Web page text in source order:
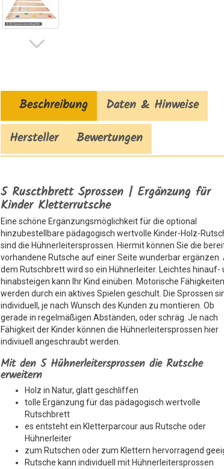
Beschreibung
Daten & Hinweise
Hersteller
Bewertungen
5 Ruscthbrett Sprossen | Ergänzung für
Kinder Kletterrutsche
Eine schöne Ergänzungsmöglichkeit für die optional
hinzubestellbare pädagogisch wertvolle Kinder-Holz-
sind die Hühnerleitersprossen. Hiermit können Sie die
vorhandene Rutsche auf einer Seite wunderbar ergänzen.
dem Rutschbrett wird so ein Hühnerleiter. Leichtes hinauf-
hinabsteigen kann Ihr Kind einüben. Motorische Fähigkeiten
werden durch ein aktives Spielen geschult. Die Sprossen
individuell, je nach Wunsch des Kunden zu montieren. Ob
gerade in regelmäßigen Abständen, oder schräg. Je nach
Fähigkeit der Kinder können die Hühnerleitersprossen hier
indiviuell angeschraubt werden.
Mit den 5 Hühnerleitersprossen die Rutsche
erweitern
Holz in Natur, glatt geschliffen
tolle Ergänzung für das pädagogisch wertvolle
Rutschbrett
es entsteht ein Kletterparcour aus Rutsche oder
Hühnerleiter
zum Rutschen oder zum Klettern hervorragend
Rutsche kann individuell mit Hühnerleitersprossen